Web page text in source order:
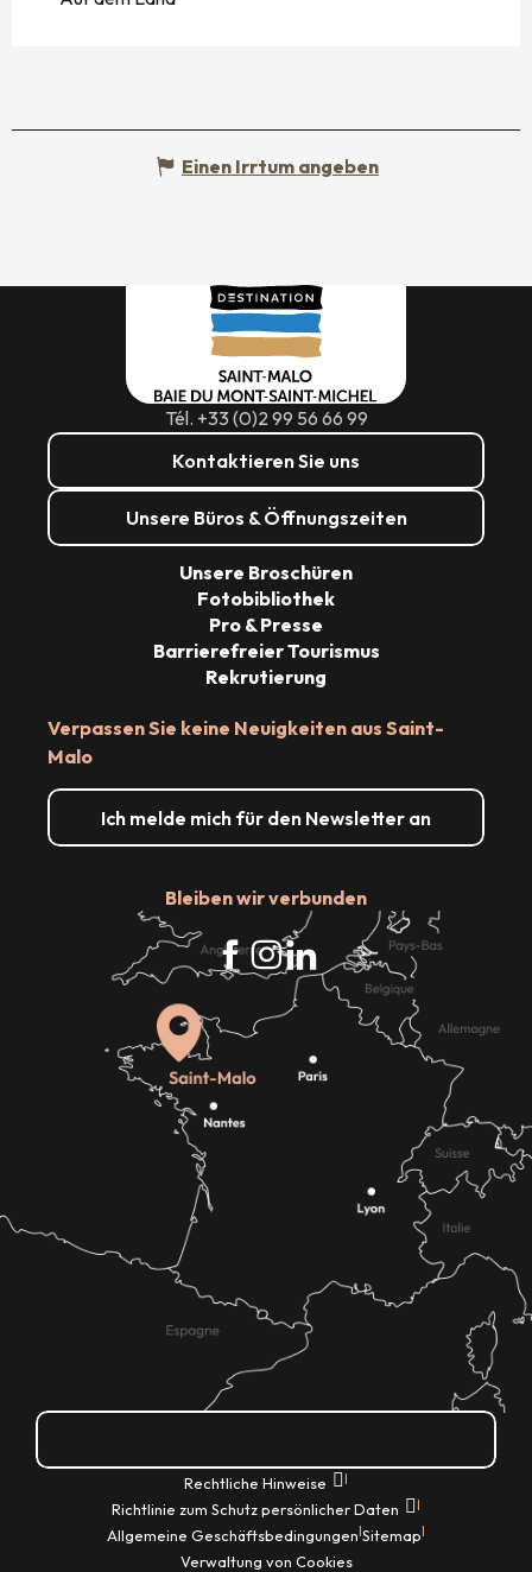
Einen Irrtum angeben
Tél. +33 (0)2 99 56 66 99
Kontaktieren Sie uns
Unsere Büros & Öffnungszeiten
Verpassen Sie keine Neuigkeiten aus Saint-
Malo
Ich melde mich für den Newsletter an
Bleiben wir verbunden
Unsere Broschüren
Fotobibliothek
Pro & Presse
Barrierefreier Tourismus
Rekrutierung
Rechtliche Hinweise |
Richtlinie zum Schutz persönlicher Daten |
Allgemeine Geschäftsbedingungen|Sitemap|
Verwaltung von Cookies